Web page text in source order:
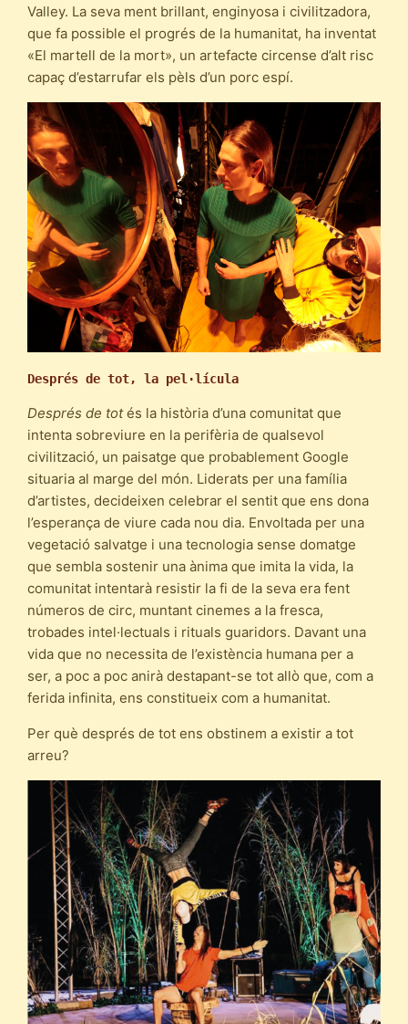
Valley. La seva ment brillant, enginyosa i civilitzadora,
que fa possible el progrés de la humanitat, ha inventat
«El martell de la mort», un artefacte circense d’alt risc
capaç d’estarrufar els pèls d’un porc espí.
Després de tot, la pel·lícula
Després de totés la història d’una comunitat que
intenta sobreviure en la perifèria de qualsevol
civilització, un paisatge que probablement Google
situaria al marge del món. Liderats per una família
d’artistes, decideixen celebrar el sentit que ens dona
l’esperança de viure cada nou dia. Envoltada per una
vegetació salvatge i una tecnologia sense domatge
que sembla sostenir una ànima que imita la vida, la
comunitat intentarà resistir la fi de la seva era fent
números de circ, muntant cinemes a la fresca,
trobades intel·lectuals i rituals guaridors. Davant una
vida que no necessita de l’existència humana per a
ser, a poc a poc anirà destapant-se tot allò que, com a
ferida infinita, ens constitueix com a humanitat.
Per què després de tot ens obstinem a existir a tot
arreu?